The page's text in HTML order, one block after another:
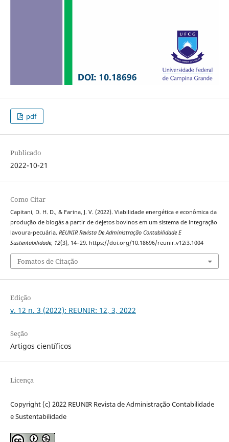
pdf
Publicado
2022-10-21
Como Citar
Capitani, D. H. D., & Farina, J. V. (2022). Viabilidade energética e econômica da
produção de biogás a partir de dejetos bovinos em um sistema de integração
lavoura-pecuária. REUNIR Revista De Administração Contabilidade E
Sustentabilidade, 12(3), 14–29. https://doi.org/10.18696/reunir.v12i3.1004
Fomatos de Citação
Edição
v. 12 n. 3 (2022): REUNIR: 12, 3, 2022
Seção
Artigos científicos
Licença
Copyright (c) 2022 REUNIR Revista de Administração Contabilidade
e Sustentabilidade